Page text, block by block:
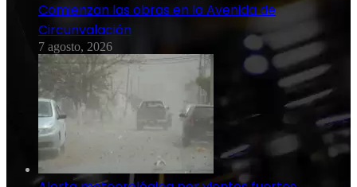
Comienzan las obras en la Avenida de
Circunvalación
7 agosto, 2026